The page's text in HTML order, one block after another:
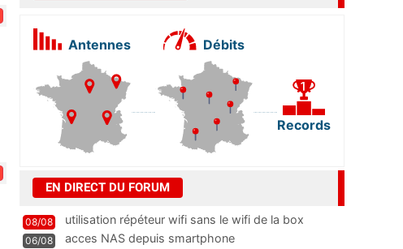
Antennes Débits
Records
EN DIRECT DU FORUM
08/08 utilisation répéteur wifi sans le wifi de la box
06/08 acces NAS depuis smartphone